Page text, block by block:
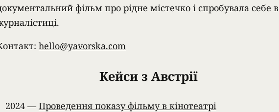
фільм про рідне містечко і спробувала себе в
hello@yavorska.com
Кейси з Австрії
2024 — Проведення показу фільму в кінотеатрі